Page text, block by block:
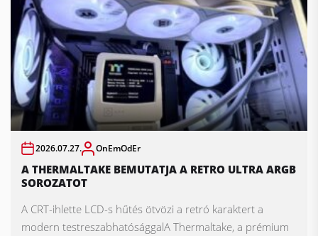
2026.07.27. OnEmOdEr
A THERMALTAKE BEMUTATJA A RETRO ULTRA ARGB
SOROZATOT
A CRT-ihlette LCD-s hűtés ötvözi a retró karaktert a
modern testreszabhatósággalA Thermaltake, a prémium